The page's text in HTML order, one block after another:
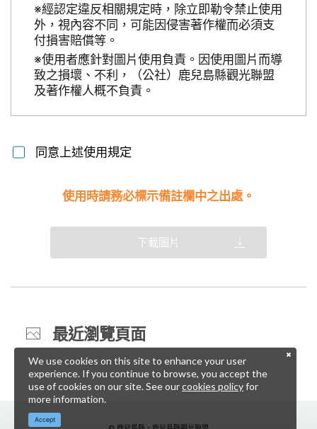
※經認定違反相關規定時，除立即勒令禁止使用
外，視內容不同，可能因侵害著作權而必須支
付損害賠償等。
※使用者應針對圖片使用負責。因使用圖片而導
致之損壞、不利，（公社）鹿兒島縣觀光聯盟
及著作權人概不負責。
同意上述使用規定
使用時請務必標示備註欄中之出處。
下載圖片
最近瀏覽頁面
We use cookies on this site to enhance your user
experience. If you continue to browse, you accept the
use of cookies on our site. See ourcookies policyfor
more information.
Accept